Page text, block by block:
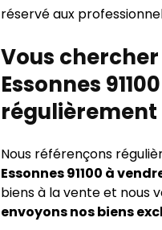
réservé aux
Vous
Essonnes
régulièrement
Nous référençons
Essonnes 91100 à
biens à la vente et nous
envoyons nos biens